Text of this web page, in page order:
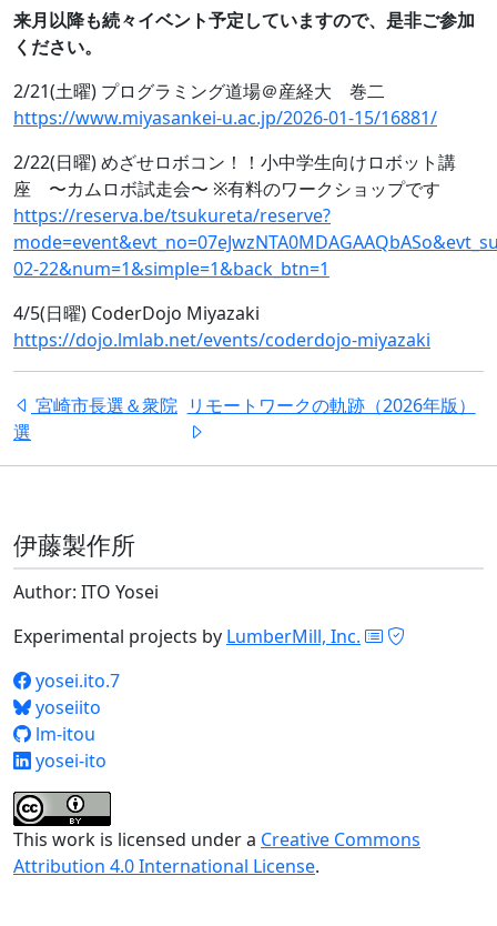
来月以降も続々イベント予定していますので、是非ご参加
ください。
2/21(土曜) プログラミング道場＠産経大 巻二
https://www.miyasankei-u.ac.jp/2026-01-15/16881/
2/22(日曜) めざせロボコン！！小中学生向けロボット講
座 〜カムロボ試走会〜 ※有料のワークショップです
https://reserva.be/tsukureta/reserve?
02-22&num=1&simple=1&back_btn=1
4/5(日曜) CoderDojo Miyazaki
https://dojo.lmlab.net/events/coderdojo-miyazaki
宮崎市長選＆衆院
選
リモートワークの軌跡（2026年版）
伊藤製作所
Author: ITO Yosei
Experimental projects by LumberMill, Inc.
yosei.ito.7
yoseiito
lm-itou
yosei-ito
This work is licensed under a Creative Commons
Attribution 4.0 International License.